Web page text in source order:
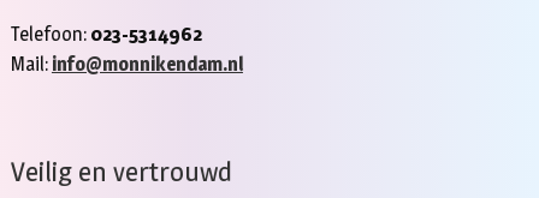
Telefoon: 023-5314962
Mail: info@monnikendam.nl
Veilig en vertrouwd